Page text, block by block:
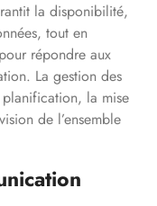
la disponibilité,
tout en
répondre aux
La gestion des
la mise
de l’ensemble